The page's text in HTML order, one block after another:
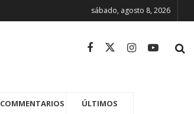
sábado, agosto 8, 2026
COMMENTARIOS ÚLTIMOS